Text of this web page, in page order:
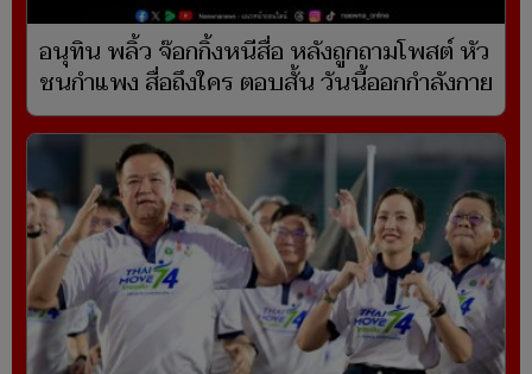
อนุทิน พลิ้ว จ๊อกกิ้งหนีสื่อ หลังถูกถามโพสต์ หัว
ชนกำแพง สื่อถึงใคร ตอบสั้น วันนี้ออกกำลังกาย